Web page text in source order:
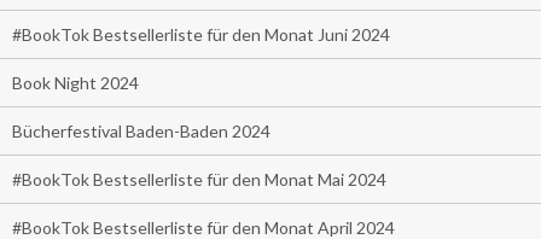
#BookTok Bestsellerliste für den Monat Juni 2024
Book Night 2024
Bücherfestival Baden-Baden 2024
#BookTok Bestsellerliste für den Monat Mai 2024
#BookTok Bestsellerliste für den Monat April 2024